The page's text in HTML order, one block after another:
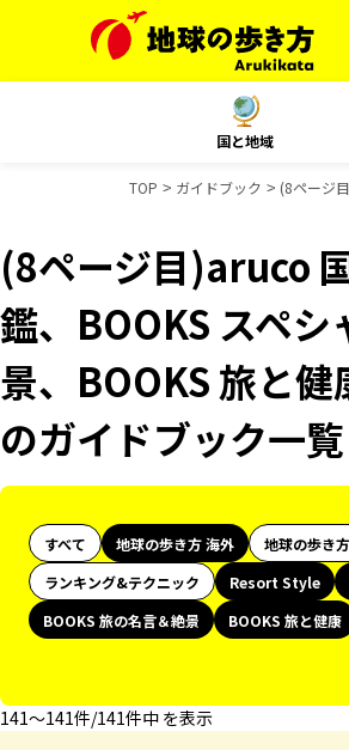
国と地域
TOP ガイドブック (8ページ
(8ページ目)aruco
鑑、BOOKS スペ
景、BOOKS 旅と
のガイドブック一覧
すべて 地球の歩き方 海外 地球の歩き
ランキング&テクニック
Resort Style
BOOKS 旅の名言＆絶景
BOOKS 旅と健康
141〜141件/141件中 を表示